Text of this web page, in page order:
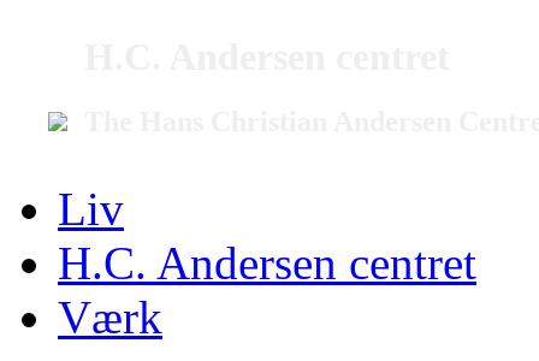
Liv
H.C. Andersen centret
Værk